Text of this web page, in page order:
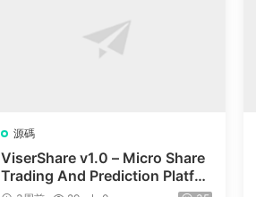
源碼
ViserShare v1.0 – Micro Share
Trading And Prediction Platfor
m | Share Market